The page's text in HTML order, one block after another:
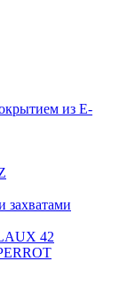
из E-
захватами
42